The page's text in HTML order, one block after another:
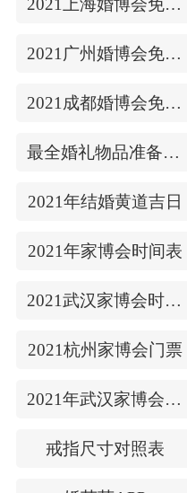
2021上海婚博会免费门票
2021广州婚博会免费门票
2021成都婚博会免费门票
最全婚礼物品准备清单
2021年结婚黄道吉日
2021年家博会时间表
2021武汉家博会时间表
2021杭州家博会门票
2021年武汉家博会门票
戒指尺寸对照表